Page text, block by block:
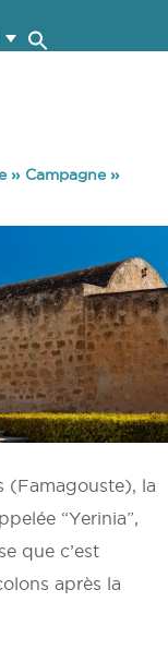
» Campagne»
(Famagouste), la
“Yerinia”,
que c’est
après la